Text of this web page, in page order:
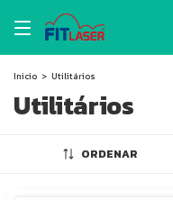
Inicio > Utilitários
Utilitários
ORDENAR